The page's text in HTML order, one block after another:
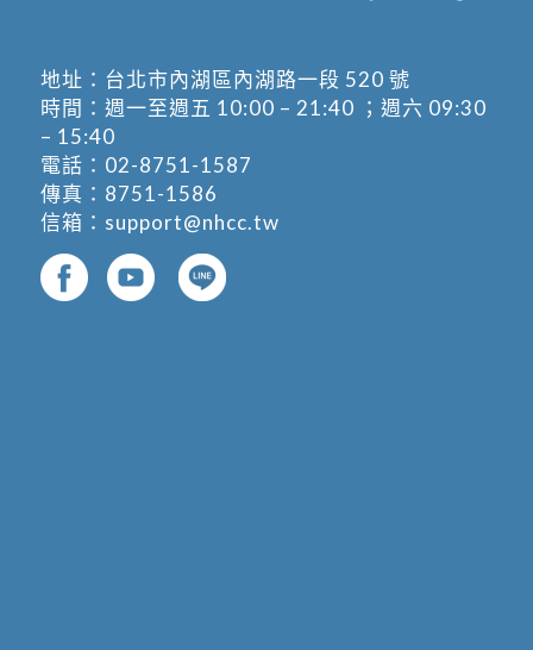
地址： 台北市內湖區內湖路一段 520 號
時間：週一至週五 10:00 – 21:40 ；週六 09:30
– 15:40
電話： 02-8751-1587
傳真：8751-1586
信箱： support@nhcc.tw